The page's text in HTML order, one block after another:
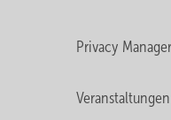
Privacy Manager